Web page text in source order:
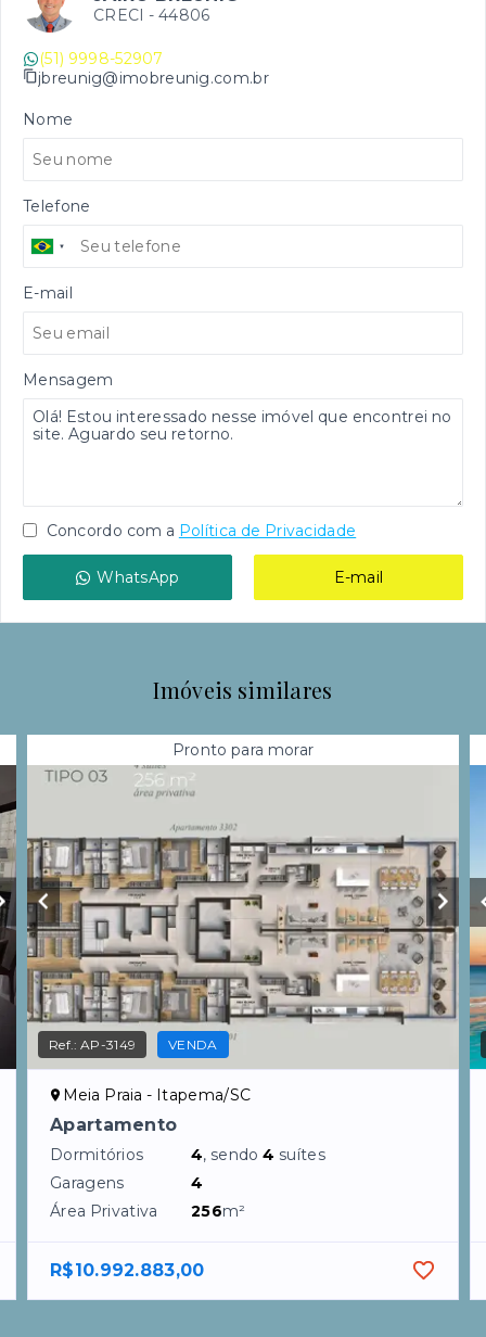
CRECI - 44806
(51) 9998-52907
jbreunig@imobreunig.com.br
Nome
Telefone
E-mail
Mensagem
Concordo com a Política de Privacidade
WhatsApp E-mail
Imóveis similares
Pronto para morar
Ref.:AP-3149 VENDA
Meia Praia - Itapema/SC
Apartamento
Dormitórios 4, sendo4 suítes
Garagens
4
Área Privativa
256m²
R$10.992.883,00